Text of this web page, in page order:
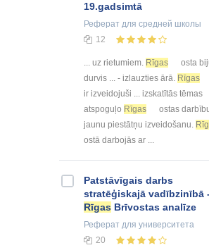
19.gadsimtā
Реферат для средней школы
12
... uz rietumiem. Rīgas
osta
durvis ... - izlauzties ārā. Rīgas
ir izveidojuši ... izskatītās tēmas
atspoguļo Rīgas
ostas
jaunu piestātņu izveidošanu.
ostā darbojās ar ...
Patstāvīgais darbs
stratēģiskajā vadībzinībā
Rīgas Brīvostas analīze
Реферат для университета
20